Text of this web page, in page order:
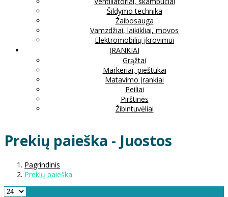
Šildymo technika
Žaibosauga
Vamzdžiai, laikikliai, movos
Elektromobilių įkrovimui
ĮRANKIAI
Grąžtai
Markeriai, pieštukai
Matavimo Įrankiai
Peiliai
Pirštinės
Žibintuvėliai
Prekių paieška - Juostos
Pagrindinis
Prekių paieška